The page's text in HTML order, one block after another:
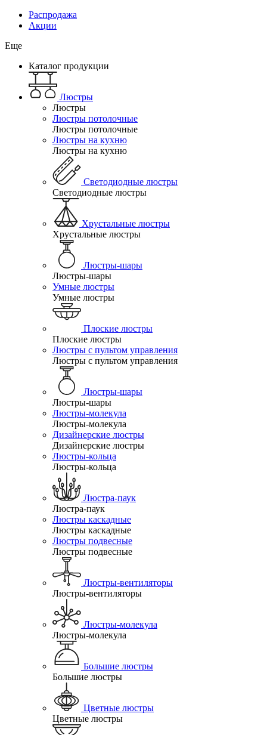
Распродажа
Акции
Еще
Каталог продукции
Люстры
Люстры
Люстры потолочные
Люстры потолочные
Люстры на кухню
Люстры на кухню
Светодиодные люстры
Светодиодные люстры
Хрустальные люстры
Хрустальные люстры
Люстры-шары
Люстры-шары
Умные люстры
Умные люстры
Плоские люстры
Плоские люстры
Люстры с пультом управления
Люстры с пультом управления
Люстры-шары
Люстры-шары
Люстры-молекула
Люстры-молекула
Дизайнерские люстры
Дизайнерские люстры
Люстры-кольца
Люстры-кольца
Люстра-паук
Люстра-паук
Люстры каскадные
Люстры каскадные
Люстры подвесные
Люстры подвесные
Люстры-вентиляторы
Люстры-вентиляторы
Люстры-молекула
Люстры-молекула
Большие люстры
Большие люстры
Цветные люстры
Цветные люстры